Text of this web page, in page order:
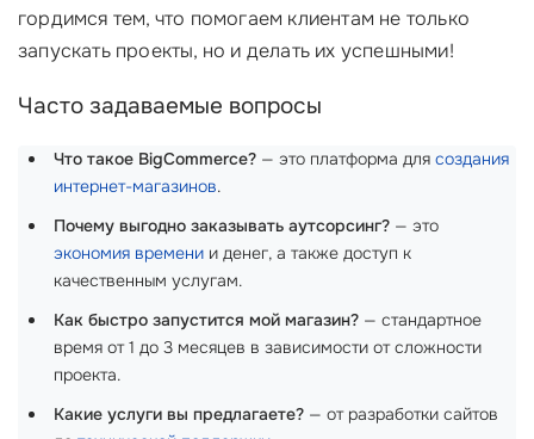
гордимся тем, что помогаем клиентам не только
запускать проекты, но и делать их успешными!
Часто задаваемые вопросы
Что такое BigCommerce? — это платформа для создания
интернет-магазинов.
Почему выгодно заказывать аутсорсинг? — это
экономия времени и денег, а также доступ к
качественным услугам.
Как быстро запустится мой магазин? — стандартное
время от 1 до 3 месяцев в зависимости от сложности
проекта.
Какие услуги вы предлагаете? — от разработки сайтов